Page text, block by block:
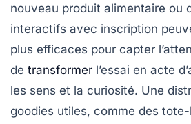
nouveau produit alimentaire ou
interactifs avec inscription
plus efficaces pour capter
de transformer l’essai en acte
les sens et la curiosité. Une
goodies utiles, comme des